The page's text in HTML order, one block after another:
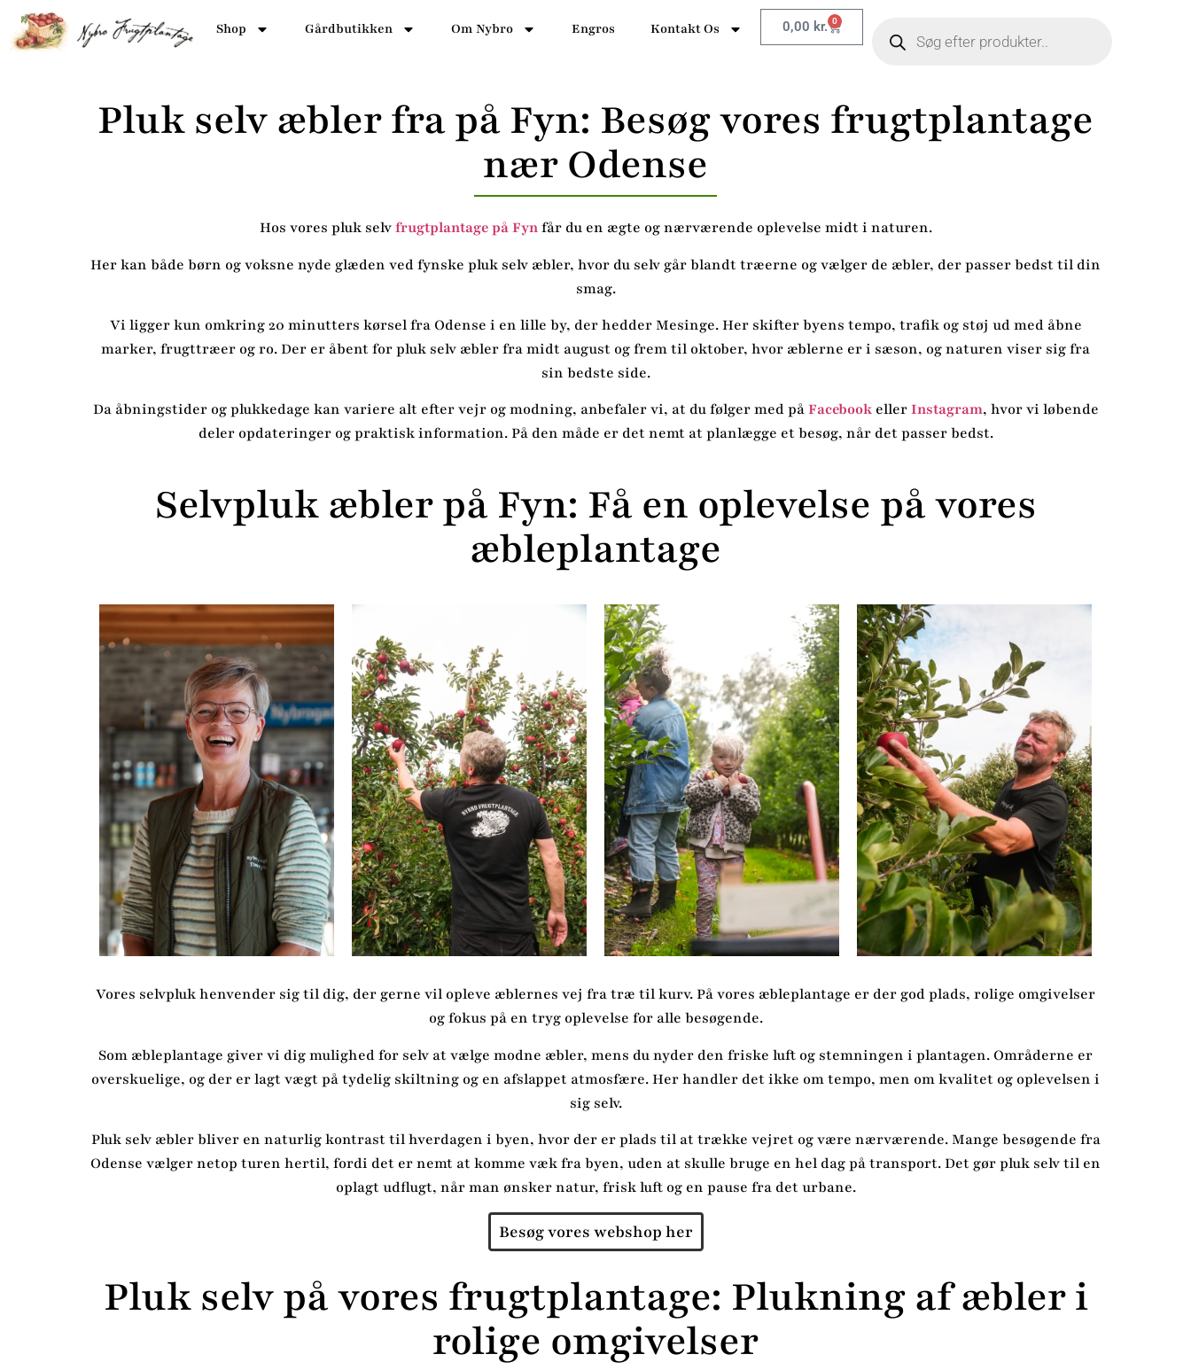
Shop Gårdbutikken Om Nybro Engros Kontakt Os 0,00 kr. 0
Pluk selv æbler fra på Fyn: Besøg vores frugtplantage
nær Odense
Hos vores pluk selvfrugtplantage på Fynfår du en ægte og nærværende oplevelse midt i naturen.
Her kan både børn og voksne nyde glæden ved fynske pluk selv æbler, hvor du selv går blandt træerne og vælger de æbler, der passer bedst til din
smag.
Vi ligger kun omkring 20 minutters kørsel fra Odense i en lille by, der hedder Mesinge. Her skifter byens tempo, trafik og støj ud med åbne
marker, frugttræer og ro. Der er åbent for pluk selv æbler fra midt august og frem til oktober, hvor æblerne er i sæson, og naturen viser sig fra
sin bedste side.
Da åbningstider og plukkedage kan variere alt efter vejr og modning, anbefaler vi, at du følger med påFacebookellerInstagram, hvor vi løbende
deler opdateringer og praktisk information. På den måde er det nemt at planlægge et besøg, når det passer bedst.
Selvpluk æbler på Fyn: Få en oplevelse på vores
æbleplantage
Vores selvpluk henvender sig til dig, der gerne vil opleve æblernes vej fra træ til kurv. På vores æbleplantage er der god plads, rolige omgivelser
og fokus på en tryg oplevelse for alle besøgende.
Som æbleplantage giver vi dig mulighed for selv at vælge modne æbler, mens du nyder den friske luft og stemningen i plantagen. Områderne er
overskuelige, og der er lagt vægt på tydelig skiltning og en afslappet atmosfære. Her handler det ikke om tempo, men om kvalitet og oplevelsen i
sig selv.
Pluk selv æbler bliver en naturlig kontrast til hverdagen i byen, hvor der er plads til at trække vejret og være nærværende. Mange besøgende fra
Odense vælger netop turen hertil, fordi det er nemt at komme væk fra byen, uden at skulle bruge en hel dag på transport. Det gør pluk selv til en
oplagt udflugt, når man ønsker natur, frisk luft og en pause fra det urbane.
Besøg vores webshop her
Pluk selv på vores frugtplantage: Plukning af æbler i
rolige omgivelser